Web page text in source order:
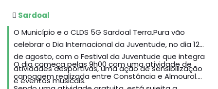
Sardoal
O Município e o CLDS 5G Sardoal Terra.Pura vão
celebrar o Dia Internacional da Juventude, no dia 12
de agosto, com o Festival da Juventude que integra
atividades desportivas, uma ação de sensibilização
e eventos musicais.
O dia começa pelas 9h00 com uma atividade de
canoagem realizada entre Constância e Almourol.